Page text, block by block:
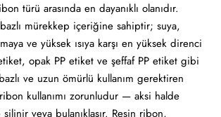
türü arasında en dayanıklı olanıdır.
mürekkep içeriğine sahiptir; suya,
ve yüksek ısıya karşı en yüksek direnci
opak PP etiket ve şeffaf PP etiket gibi
ve uzun ömürlü kullanım gerektiren
kullanımı zorunludur — aksi halde
silinir veya bulanıklaşır. Resin ribon,